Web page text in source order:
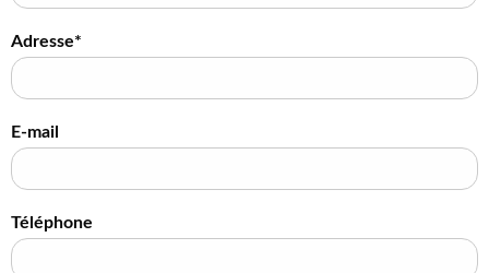
Adresse*
E-mail
Téléphone